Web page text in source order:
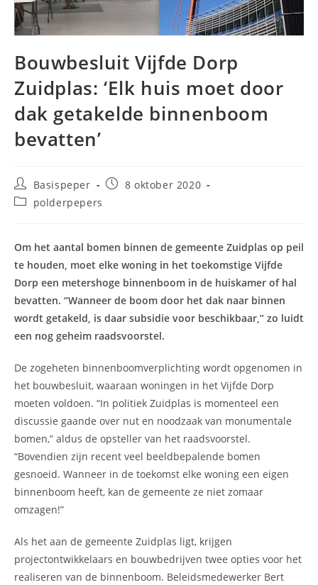
Bouwbesluit Vijfde Dorp
Zuidplas: ‘Elk huis moet door
dak getakelde binnenboom
bevatten’
Bericht
auteur:
Basispeper
Bericht8 oktober 2020
Berichtcategorie:
polderpepers
Om het aantal bomen binnen de gemeente Zuidplas op peil
te houden, moet elke woning in het toekomstige Vijfde
Dorp een metershoge binnenboom in de huiskamer of hal
bevatten. “Wanneer de boom door het dak naar binnen
wordt getakeld, is daar subsidie voor beschikbaar,” zo luidt
een nog geheim raadsvoorstel.
De zogeheten binnenboomverplichting wordt opgenomen in
het bouwbesluit, waaraan woningen in het Vijfde Dorp
moeten voldoen. “In politiek Zuidplas is momenteel een
discussie gaande over nut en noodzaak van monumentale
bomen,” aldus de opsteller van het raadsvoorstel.
“Bovendien zijn recent veel beeldbepalende bomen
gesnoeid. Wanneer in de toekomst elke woning een eigen
binnenboom heeft, kan de gemeente ze niet zomaar
omzagen!”
Als het aan de gemeente Zuidplas ligt, krijgen
projectontwikkelaars en bouwbedrijven twee opties voor het
realiseren van de binnenboom. Beleidsmedewerker Bert